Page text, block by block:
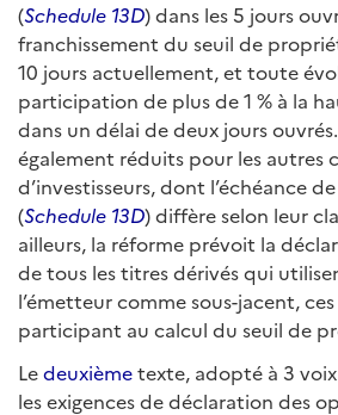
(Schedule 13D) dans les 5 jours
franchissement du seuil de
10 jours actuellement, et toute
participation de plus de 1 % à la
dans un délai de deux jours
également réduits pour les autres
d’investisseurs, dont l’échéance
(Schedule 13D) diffère selon leur
ailleurs, la réforme prévoit la
de tous les titres dérivés qui
l’émetteur comme sous-jacent,
participant au calcul du seuil de
Ledeuxièmetexte, adopté à 3
les exigences de déclaration des